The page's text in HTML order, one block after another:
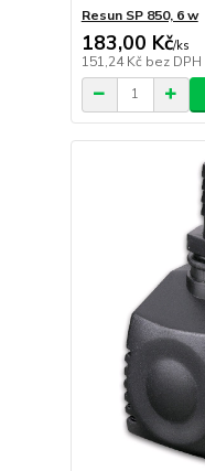
Resun SP 850, 6 w
183,00 Kč/ks
151,24 Kč bez DPH